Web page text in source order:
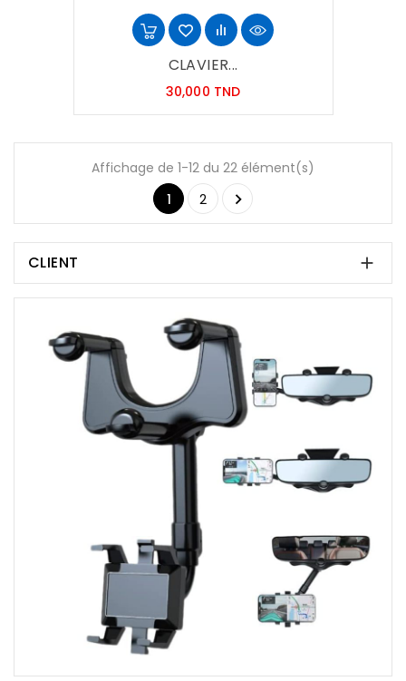
CLAVIER...
30,000 TNDPrix
Affichage de 1-12 du 22 élément(s)
1
2 
CLIENT 